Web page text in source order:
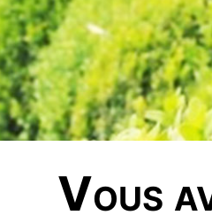
Vous